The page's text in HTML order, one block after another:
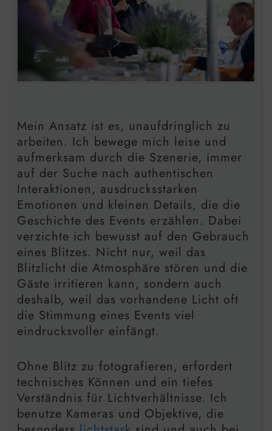
Mein Ansatz ist es, unaufdringlich zu
arbeiten. Ich bewege mich leise und
aufmerksam durch die Szenerie, immer
auf der Suche nach authentischen
Interaktionen, ausdrucksstarken
Emotionen und kleinen Details, die die
Geschichte des Events erzählen. Dabei
verzichte ich bewusst auf den Gebrauch
eines Blitzes. Nicht nur, weil das
Blitzlicht die Atmosphäre stören und die
Gäste irritieren kann, sondern auch
deshalb, weil das vorhandene Licht oft
die Stimmung eines Events viel
eindrucksvoller einfängt.
Ohne Blitz zu fotografieren, erfordert
technisches Können und ein tiefes
Verständnis für Lichtverhältnisse. Ich
benutze Kameras und Objektive, die